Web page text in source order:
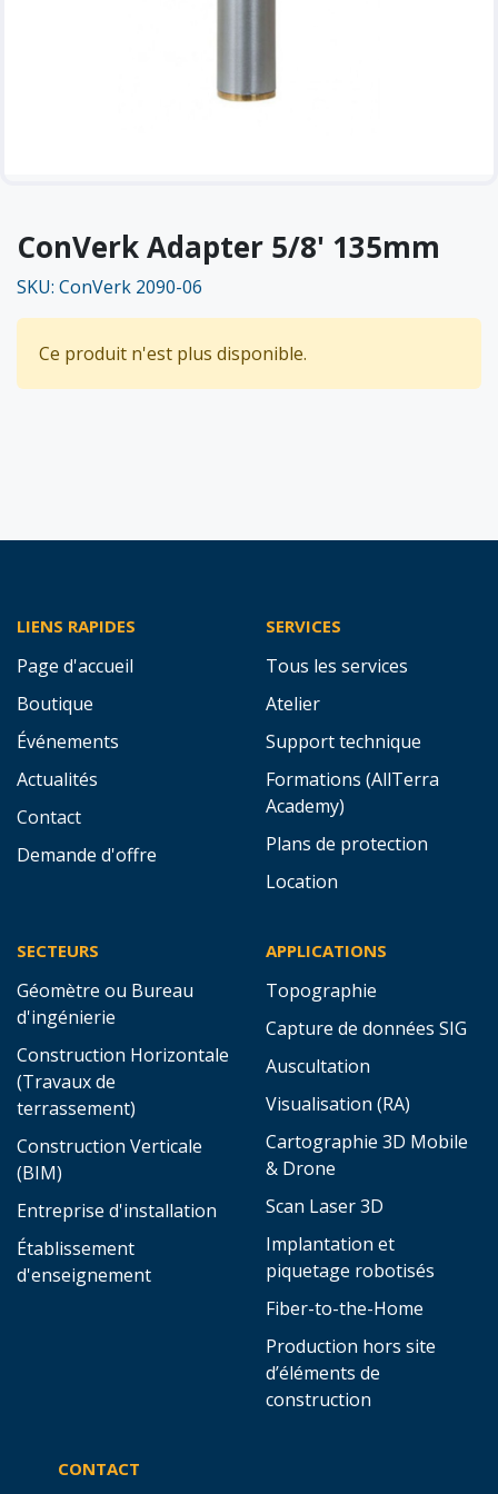
ConVerk Adapter 5/8' 135mm
SKU: ConVerk 2090-06
Ce produit n'est plus disponible.
LIENS RAPIDES
Page d'accueil
Boutique
Événements
Actualités
Contact
Demande d'offre
SERVICES
Tous les services
Atelier
Support technique
Formations (AllTerra
Academy)
Plans de protection
Location
SECTEURS
Géomètre ou Bureau
d'ingénierie
Construction Horizontale
(Travaux de
terrassement)
Construction Verticale
(BIM)
Entreprise d'installation
Établissement
d'enseignement
APPLICATIONS
Topographie
Capture de données SIG
Auscultation
Visualisation (RA)
Cartographie 3D Mobile
& Drone
Scan Laser 3D
Implantation et
piquetage robotisés
Fiber-to-the-Home
Production hors site
d’éléments de
construction
CONTACT